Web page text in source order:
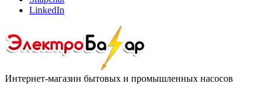
LinkedIn
Интернет-магазин бытовых и промышленных насосов